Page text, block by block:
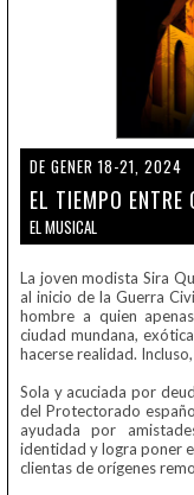
DE GENER 18-21, 2024
EL TIEMPO ENTRE
EL MUSICAL
La joven modista Sira
al inicio de la Guerra
hombre a quien
ciudad mundana,
hacerse realidad.
Sola y acuciada por
del Protectorado
ayudada por
identidad y logra poner
clientas de orígenes